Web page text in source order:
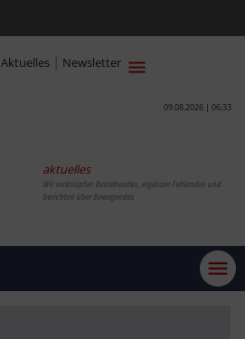
Aktuelles | Newsletter
09.08.2026 | 06:33
aktuelles
Wir verknüpfen Bestehendes, ergänzen Fehlendes und
berichten über Bewegendes